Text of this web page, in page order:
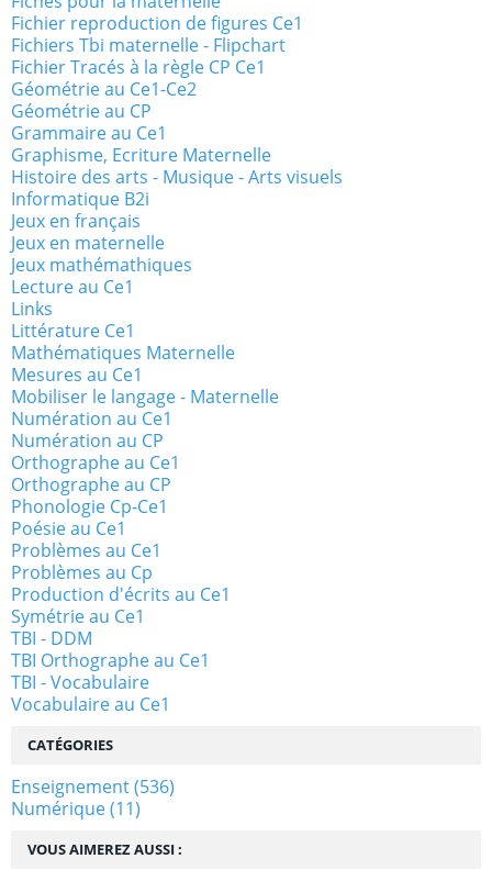
VOUS AIMEREZ AUSSI :
Fichier reproduction de figures Ce1
Fichiers Tbi maternelle - Flipchart
Fichier Tracés à la règle CP Ce1
Géométrie au Ce1-Ce2
Géométrie au CP
Grammaire au Ce1
Graphisme, Ecriture Maternelle
Histoire des arts - Musique - Arts visuels
Informatique B2i
Jeux en français
Jeux en maternelle
Jeux mathémathiques
Lecture au Ce1
Links
Littérature Ce1
Mathématiques Maternelle
Mesures au Ce1
Mobiliser le langage - Maternelle
Numération au Ce1
Numération au CP
Orthographe au Ce1
Orthographe au CP
Phonologie Cp-Ce1
Poésie au Ce1
Problèmes au Ce1
Problèmes au Cp
Production d'écrits au Ce1
Symétrie au Ce1
TBI - DDM
TBI Orthographe au Ce1
TBI - Vocabulaire
Vocabulaire au Ce1
CATÉGORIES
Enseignement(536)
Numérique(11)